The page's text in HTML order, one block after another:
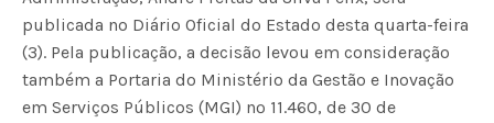
publicada no Diário Oficial do Estado desta quarta-feira
(3). Pela publicação, a decisão levou em consideração
também a Portaria do Ministério da Gestão e Inovação
em Serviços Públicos (MGI) nº 11.460, de 30 de